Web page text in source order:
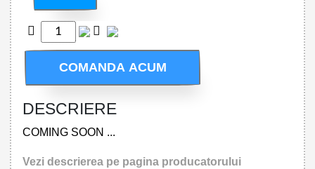
COMANDA ACUM
DESCRIERE
COMING SOON ...
Vezi descrierea pe pagina producatorului